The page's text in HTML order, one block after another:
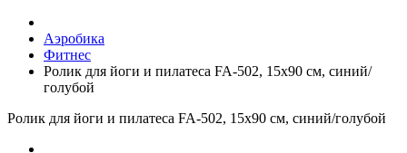
Аэробика
Фитнес
Ролик для йоги и пилатеса FA-502, 15х90 см, синий/
голубой
Ролик для йоги и пилатеса FA-502, 15х90 см, синий/голубой